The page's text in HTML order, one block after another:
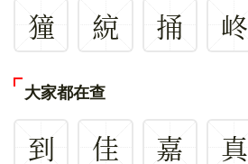
獞
綂 捅 峂
大家都在查
到 佳 嘉 真